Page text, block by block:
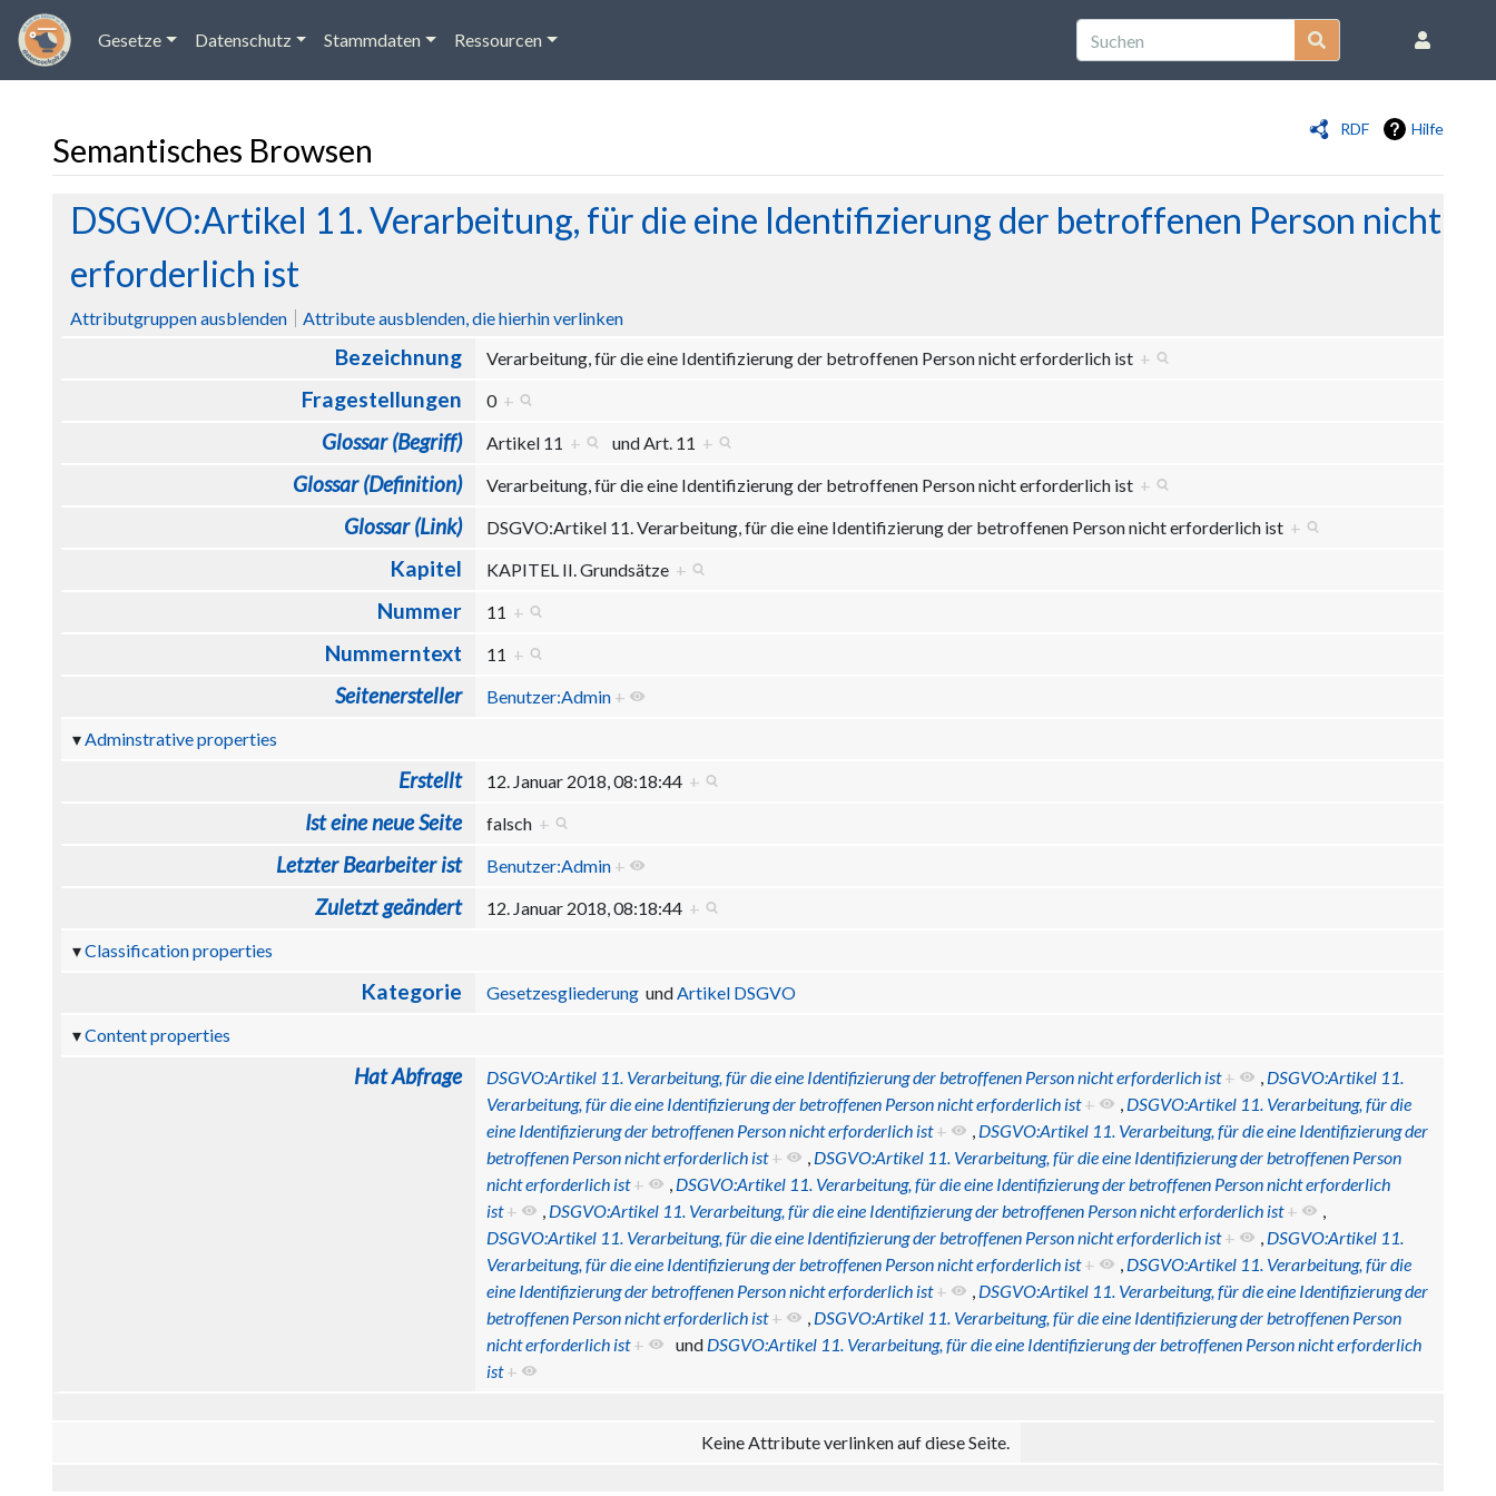
Gesetze Datenschutz Stammdaten Ressourcen
RDF Hilfe
Semantisches Browsen
Wechseln zu: Navigation Suche
DSGVO:Artikel 11. Verarbeitung, für die eine Identifizierung der betroffenen Person nicht
erforderlich ist
Attributgruppen ausblenden Attribute ausblenden, die hierhin verlinken
Bezeichnung Verarbeitung, für die eine Identifizierung der betroffenen Person nicht erforderlich ist +
Fragestellungen 0 +
Glossar (Begriff) Artikel 11 + undArt. 11 +
Glossar (Definition) Verarbeitung, für die eine Identifizierung der betroffenen Person nicht erforderlich ist +
Glossar (Link) DSGVO:Artikel 11. Verarbeitung, für die eine Identifizierung der betroffenen Person nicht erforderlich ist +
Kapitel KAPITEL II. Grundsätze +
Nummer 11 +
Nummerntext 11 +
Seitenersteller Benutzer:Admin +
Adminstrative properties
Erstellt 12. Januar 2018, 08:18:44 +
Ist eine neue Seite falsch +
Letzter Bearbeiter ist Benutzer:Admin +
Zuletzt geändert 12. Januar 2018, 08:18:44 +
Classification properties
Kategorie GesetzesgliederungundArtikel DSGVO
Content properties
Hat Abfrage DSGVO:Artikel 11. Verarbeitung, für die eine Identifizierung der betroffenen Person nicht erforderlich ist + , DSGVO:Artikel 11.
Verarbeitung, für die eine Identifizierung der betroffenen Person nicht erforderlich ist + , DSGVO:Artikel 11. Verarbeitung, für die
eine Identifizierung der betroffenen Person nicht erforderlich ist + , DSGVO:Artikel 11. Verarbeitung, für die eine Identifizierung der
betroffenen Person nicht erforderlich ist + , DSGVO:Artikel 11. Verarbeitung, für die eine Identifizierung der betroffenen Person
nicht erforderlich ist + , DSGVO:Artikel 11. Verarbeitung, für die eine Identifizierung der betroffenen Person nicht erforderlich
ist + , DSGVO:Artikel 11. Verarbeitung, für die eine Identifizierung der betroffenen Person nicht erforderlich ist +
,
DSGVO:Artikel 11. Verarbeitung, für die eine Identifizierung der betroffenen Person nicht erforderlich ist + , DSGVO:Artikel 11.
Verarbeitung, für die eine Identifizierung der betroffenen Person nicht erforderlich ist + , DSGVO:Artikel 11. Verarbeitung, für die
eine Identifizierung der betroffenen Person nicht erforderlich ist + , DSGVO:Artikel 11. Verarbeitung, für die eine Identifizierung der
betroffenen Person nicht erforderlich ist + , DSGVO:Artikel 11. Verarbeitung, für die eine Identifizierung der betroffenen Person
nicht erforderlich ist + und DSGVO:Artikel 11. Verarbeitung, für die eine Identifizierung der betroffenen Person nicht erforderlich
ist +
Keine Attribute verlinken auf diese Seite.